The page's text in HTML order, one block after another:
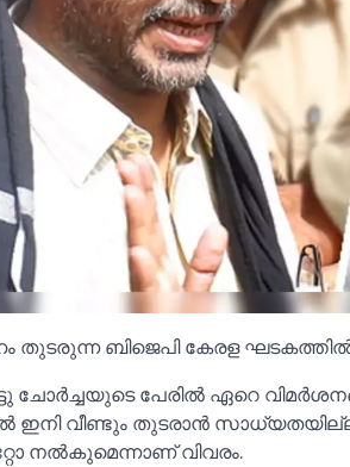
ബിജെപി കേരള ഘടകത്തില്‍
ചോർച്ചയുടെ പേരില്‍ ഏറെ
വീണ്ടും തുടരാൻ
നല്‍കുമെന്നാണ് വിവരം.